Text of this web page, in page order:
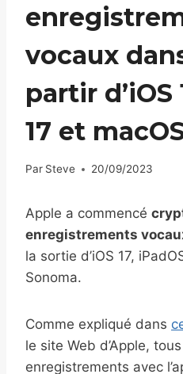
vocaux
partir d’iOS
17 et
Par Steve 20/09/2023
Apple a commencé
enregistrements
la sortie d’iOS 17,
Sonoma.
Comme expliqué dans
le site Web d’Apple,
enregistrements avec